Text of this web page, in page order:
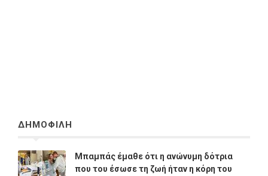
ΔΗΜΟΦΙΛΗ
Μπαμπάς έμαθε ότι η ανώνυμη δότρια
που του έσωσε τη ζωή ήταν η κόρη του